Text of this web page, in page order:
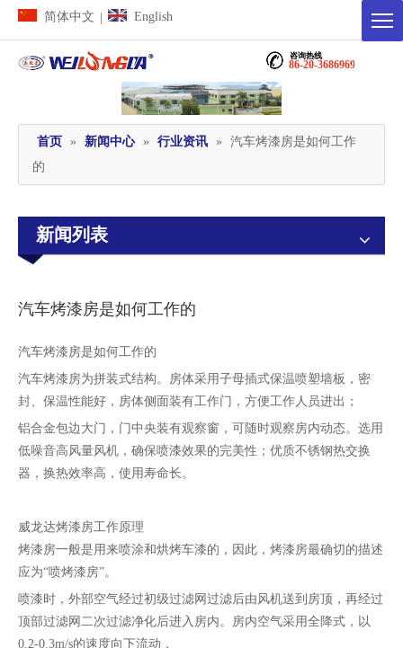
简体中文 English
咨询热线
86-20-36869698
首页 » 新闻中心 » 行业资讯 »
汽车烤漆房是如何工作
的
新闻列表
汽车烤漆房是如何工作的
["wechat","weibo","qzone","douban","email"]
汽车烤漆房是如何工作的
汽车烤漆房为拼装式结构。房体采用子母插式保温喷塑墙板，密
封、保温性能好，房体侧面装有工作门，方便工作人员进出；
铝合金包边大门，门中央装有观察窗，可随时观察房内动态。选用
低噪音高风量风机，确保喷漆效果的完美性；优质不锈钢热交换
器，换热效率高，使用寿命长。
威龙达烤漆房工作原理
烤漆房一般是用来喷涂和烘烤车漆的，因此，烤漆房最确切的描述
应为“喷烤漆房”。
喷漆时，外部空气经过初级过滤网过滤后由风机送到房顶，再经过
顶部过滤网二次过滤净化后进入房内。房内空气采用全降式，以
0.2-0.3m/s的速度向下流动，